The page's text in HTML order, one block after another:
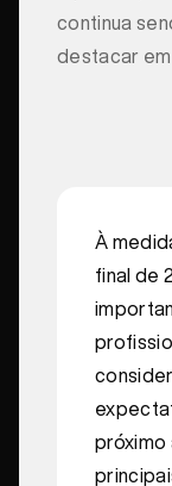
continua
destacar
À
final de
próximo